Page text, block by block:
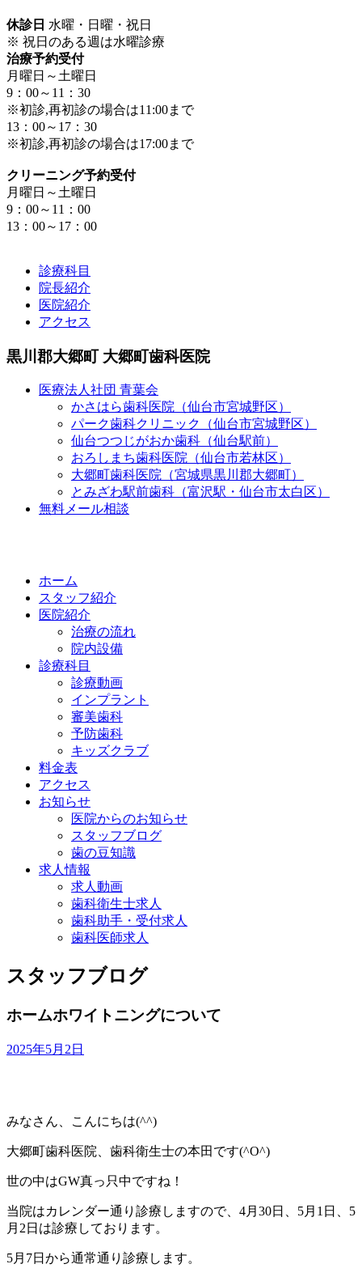
休診日 水曜・日曜・祝日
※ 祝日のある週は水曜診療
治療予約受付
月曜日～土曜日
9：00～11：30
※初診,再初診の場合は11:00まで
13：00～17：30
※初診,再初診の場合は17:00まで
クリーニング予約受付
月曜日～土曜日
9：00～11：00
13：00～17：00
診療科目
院長紹介
医院紹介
アクセス
黒川郡大郷町 大郷町歯科医院
医療法人社団 青葉会
かさはら歯科医院（仙台市宮城野区）
パーク歯科クリニック（仙台市宮城野区）
仙台つつじがおか歯科（仙台駅前）
おろしまち歯科医院（仙台市若林区）
大郷町歯科医院（宮城県黒川郡大郷町）
とみざわ駅前歯科（富沢駅・仙台市太白区）
無料メール相談
ホーム
スタッフ紹介
医院紹介
治療の流れ
院内設備
診療科目
診療動画
インプラント
審美歯科
予防歯科
キッズクラブ
料金表
アクセス
お知らせ
医院からのお知らせ
スタッフブログ
歯の豆知識
求人情報
求人動画
歯科衛生士求人
歯科助手・受付求人
歯科医師求人
スタッフブログ
ホームホワイトニングについて
2025年5月2日
みなさん、こんにちは(^^)
大郷町歯科医院、歯科衛生士の本田です(^O^)
世の中はGW真っ只中ですね！
当院はカレンダー通り診療しますので、4月30日、5月1日、5
月2日は診療しております。
5月7日から通常通り診療します。